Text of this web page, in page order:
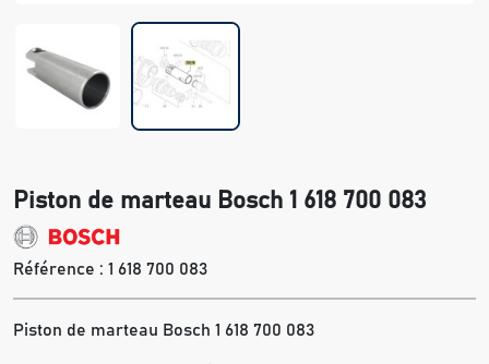
Piston de marteau Bosch 1 618 700 083
Référence : 1 618 700 083
Piston de marteau Bosch 1 618 700 083